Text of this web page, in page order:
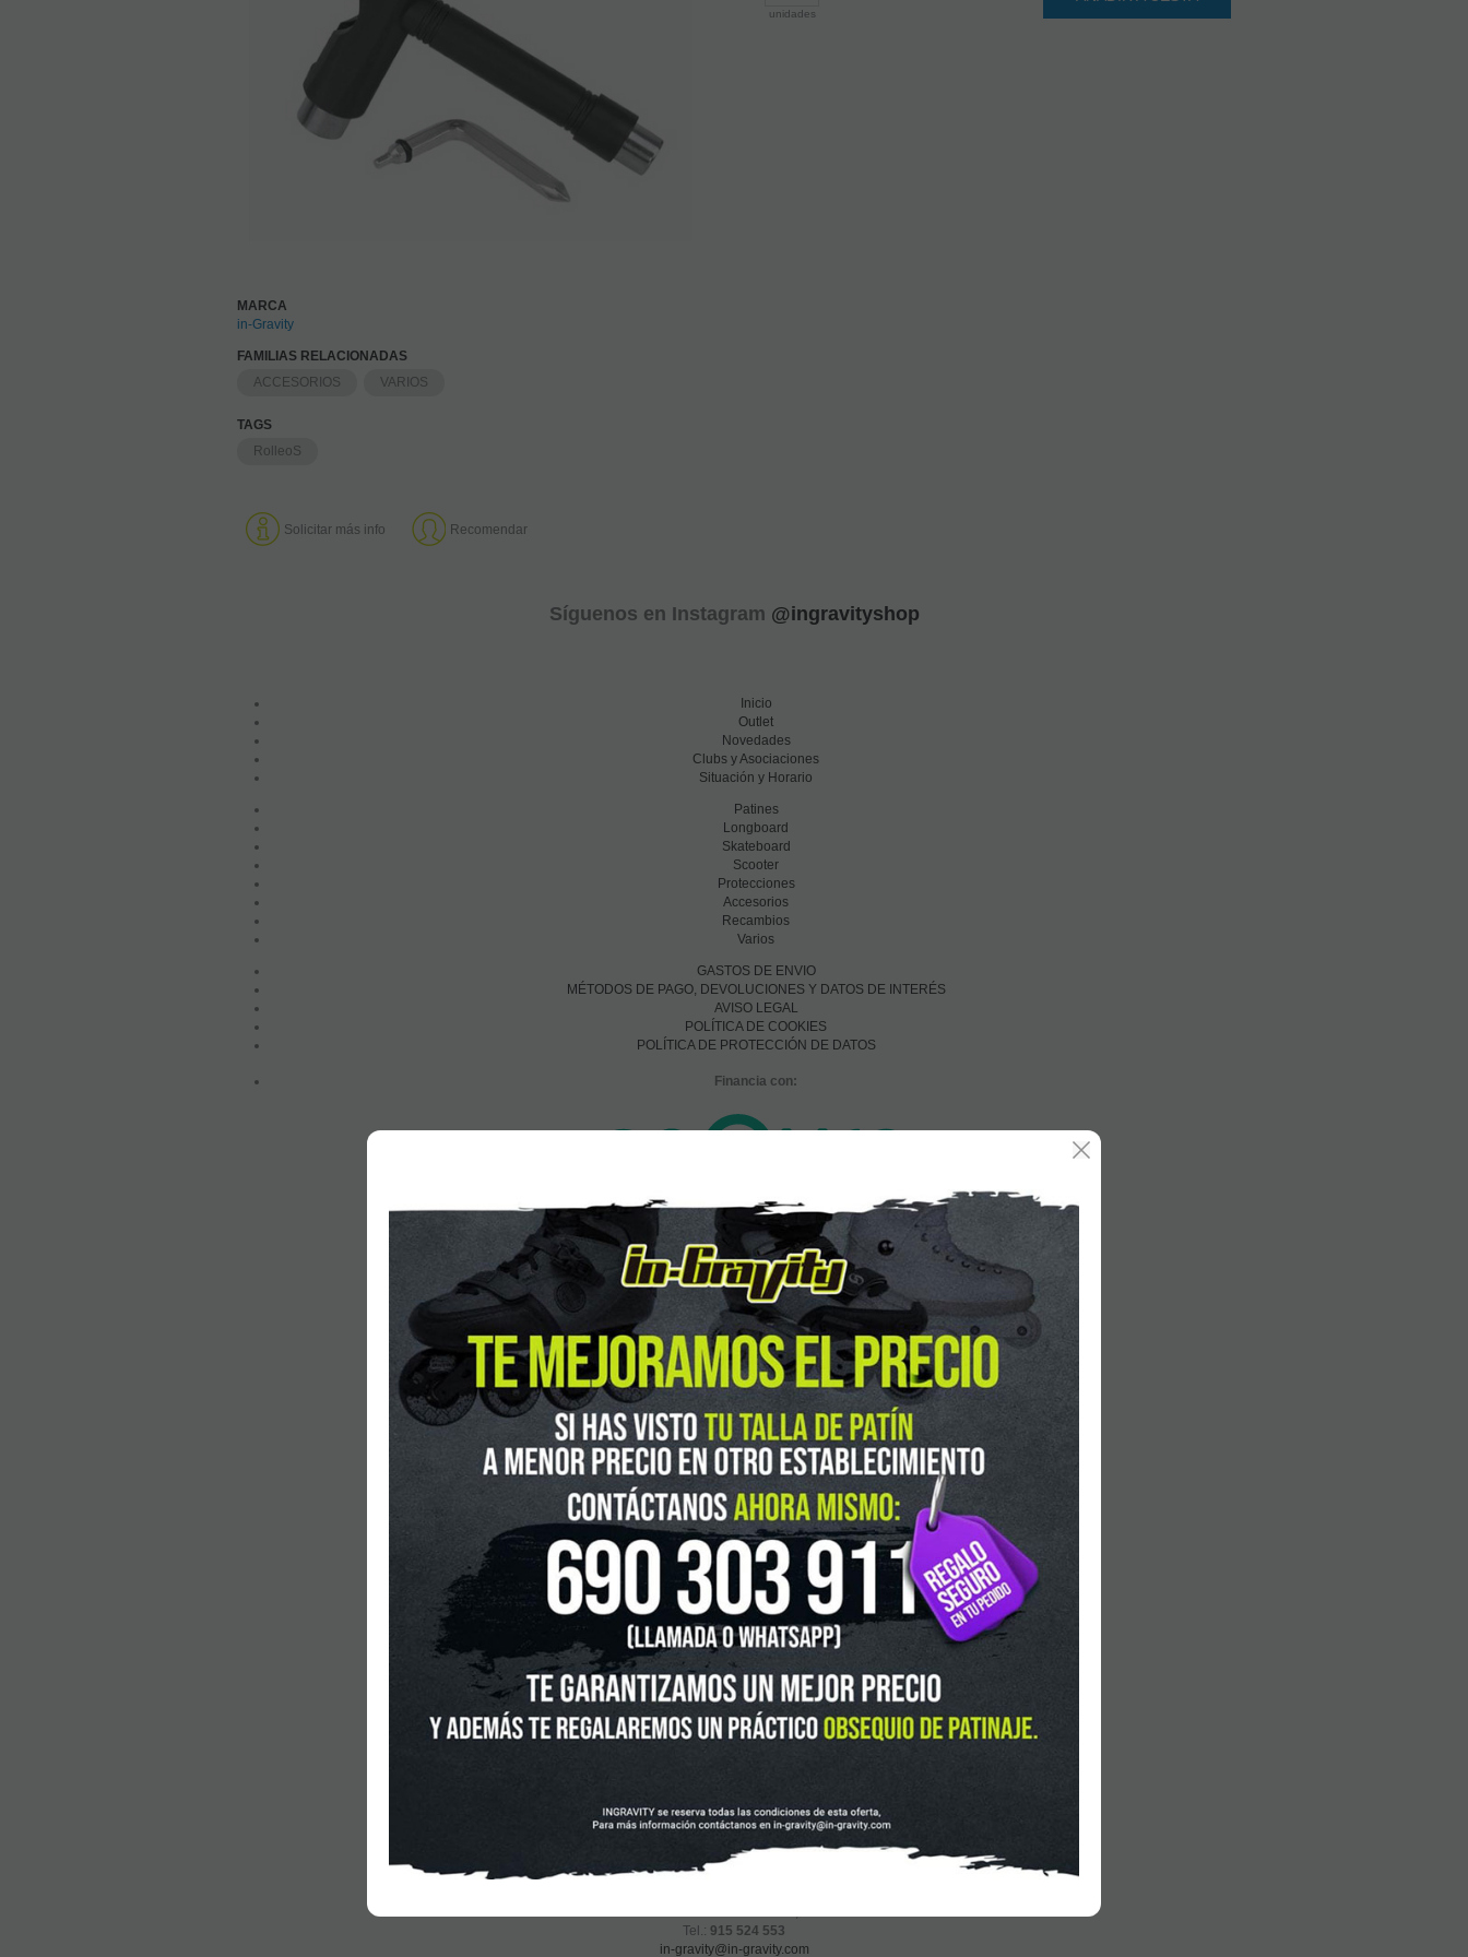
unidades
MARCA
in-Gravity
FAMILIAS RELACIONADAS
ACCESORIOS
VARIOS
TAGS
RolleoS
Solicitar más info Recomendar
Síguenos en Instagram @ingravityshop
Inicio
Outlet
Novedades
Clubs y Asociaciones
Situación y Horario
Patines
Longboard
Skateboard
Scooter
Protecciones
Accesorios
Recambios
Varios
GASTOS DE ENVIO
MÉTODOS DE PAGO, DEVOLUCIONES Y DATOS DE INTERÉS
AVISO LEGAL
POLÍTICA DE COOKIES
POLÍTICA DE PROTECCIÓN DE DATOS
Financia con:
In-Gravity roller&skate shop
In-Gravity Madrid Retiro
Tel.: 915 524 553
in-gravity@in-gravity.com